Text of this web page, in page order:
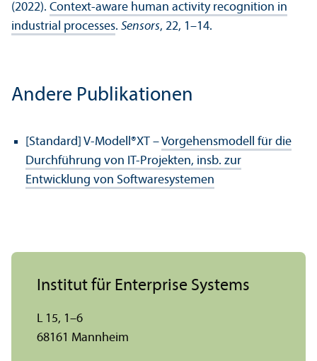
(2022). Context-aware human activity recognition in
industrial processes. Sensors, 22, 1–14.
Andere Publikationen
[Standard] V-Modell®XT –Vorgehens­modell für die
Durchführung von IT-Projekten, insb. zur
Entwicklung von Software­systemen
Institut für Enterprise Systems
L 15, 1–6
68161 Mannheim